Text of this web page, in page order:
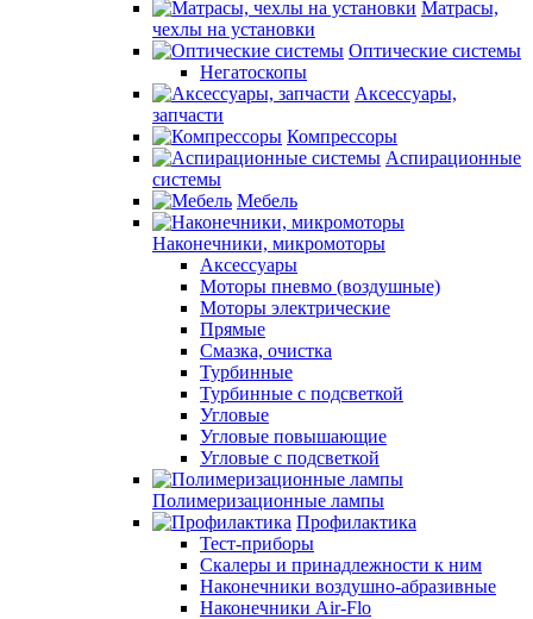
Матрасы,
чехлы на установки
Оптические системы
Негатоскопы
Аксессуары,
запчасти
Компрессоры
Аспирационные
системы
Мебель
Наконечники, микромоторы
Аксессуары
Моторы пневмо (воздушные)
Моторы электрические
Прямые
Смазка, очистка
Турбинные
Турбинные с подсветкой
Угловые
Угловые повышающие
Угловые с подсветкой
Полимеризационные лампы
Профилактика
Тест-приборы
Скалеры и принадлежности к ним
Наконечники воздушно-абразивные
Наконечники Air-Flo